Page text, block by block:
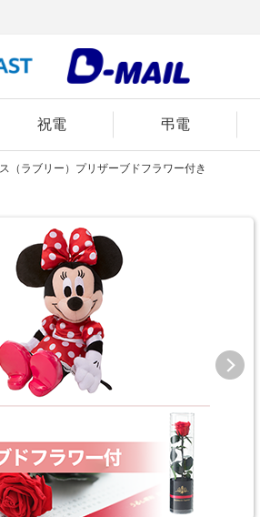
祝電 弔電
（ラブリー）プリザーブドフラワー付き